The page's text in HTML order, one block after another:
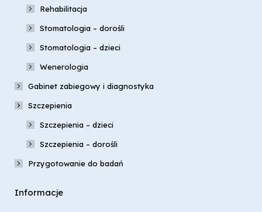
Rehabilitacja
Stomatologia – dorośli
Stomatologia – dzieci
Wenerologia
Gabinet zabiegowy i diagnostyka
Szczepienia
Szczepienia – dzieci
Szczepienia – dorośli
Przygotowanie do badań
Informacje